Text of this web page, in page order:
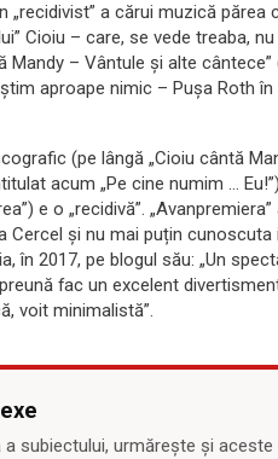
a cărui muzică părea
Cioiu – care, se vede treaba,
Mandy – Vântule și alte cântece”
aproape nimic – Puşa Roth
(pe lângă „Cioiu cântă
acum „Pe cine numim …
e o „recidivă”.
și nu mai puțin cunoscuta
în 2017, pe blogul său: „Un
fac un excelent
voit minimalistă”.
subiectului, urmărește și